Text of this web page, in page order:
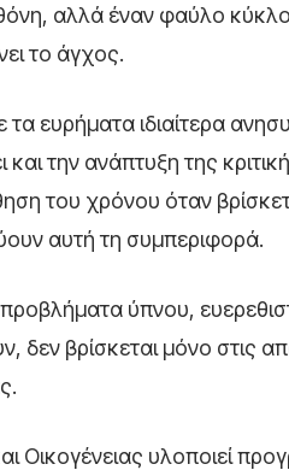
αλλά έναν φαύλο
το άγχος.
ευρήματα ιδιαίτερα
και την ανάπτυξη της
του χρόνου όταν
αυτή τη συμπεριφορά.
ύπνου,
βρίσκεται μόνο στις
Οικογένειας υλοποιεί